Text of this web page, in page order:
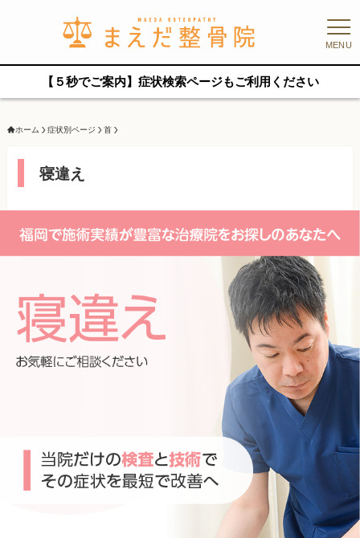
MENU
【５秒でご案内】症状検索ページもご利用ください
ホーム 症状別ページ 首
寝違え